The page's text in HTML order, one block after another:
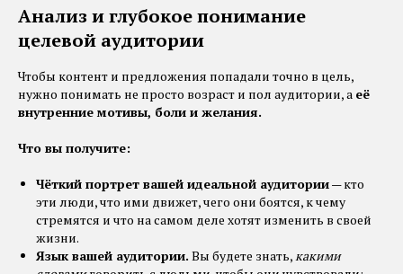
Анализ и глубокое понимание
целевой аудитории
Чтобы контент и предложения попадали точно в цель,
нужно понимать не просто возраст и пол аудитории, а её
внутренние мотивы, боли и желания.
Что вы получите:
Чёткий портрет вашей идеальной аудитории— кто
эти люди, что ими движет, чего они боятся, к чему
стремятся и что на самом деле хотят изменить в своей
жизни.
Язык вашей аудитории. Вы будете знать,какими